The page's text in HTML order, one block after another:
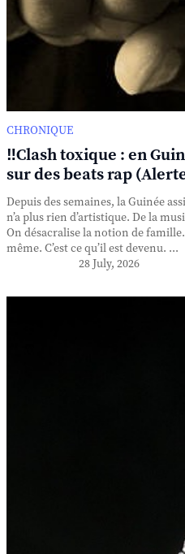
CHRONIQUE
‼️Clash toxique : en
sur des beats rap
Depuis des semaines, la Guinée
n’a plus rien d’artistique. De la
On désacralise la notion de famille.
même. C’est ce qu’il est devenu. ...
28 July, 2026